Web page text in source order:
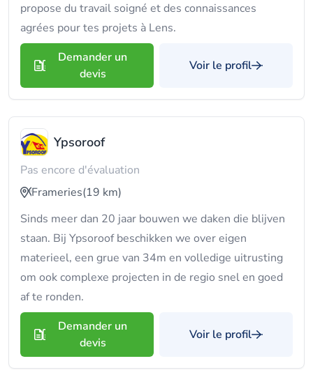
propose du travail soigné et des connaissances
agrées pour tes projets à Lens.
Demander un
devis
Voir le profil
Ypsoroof
Pas encore d'évaluation
Frameries(19 km)
Sinds meer dan 20 jaar bouwen we daken die blijven
staan. Bij Ypsoroof beschikken we over eigen
materieel, een grue van 34m en volledige uitrusting
om ook complexe projecten in de regio snel en goed
af te ronden.
Demander un
devis
Voir le profil